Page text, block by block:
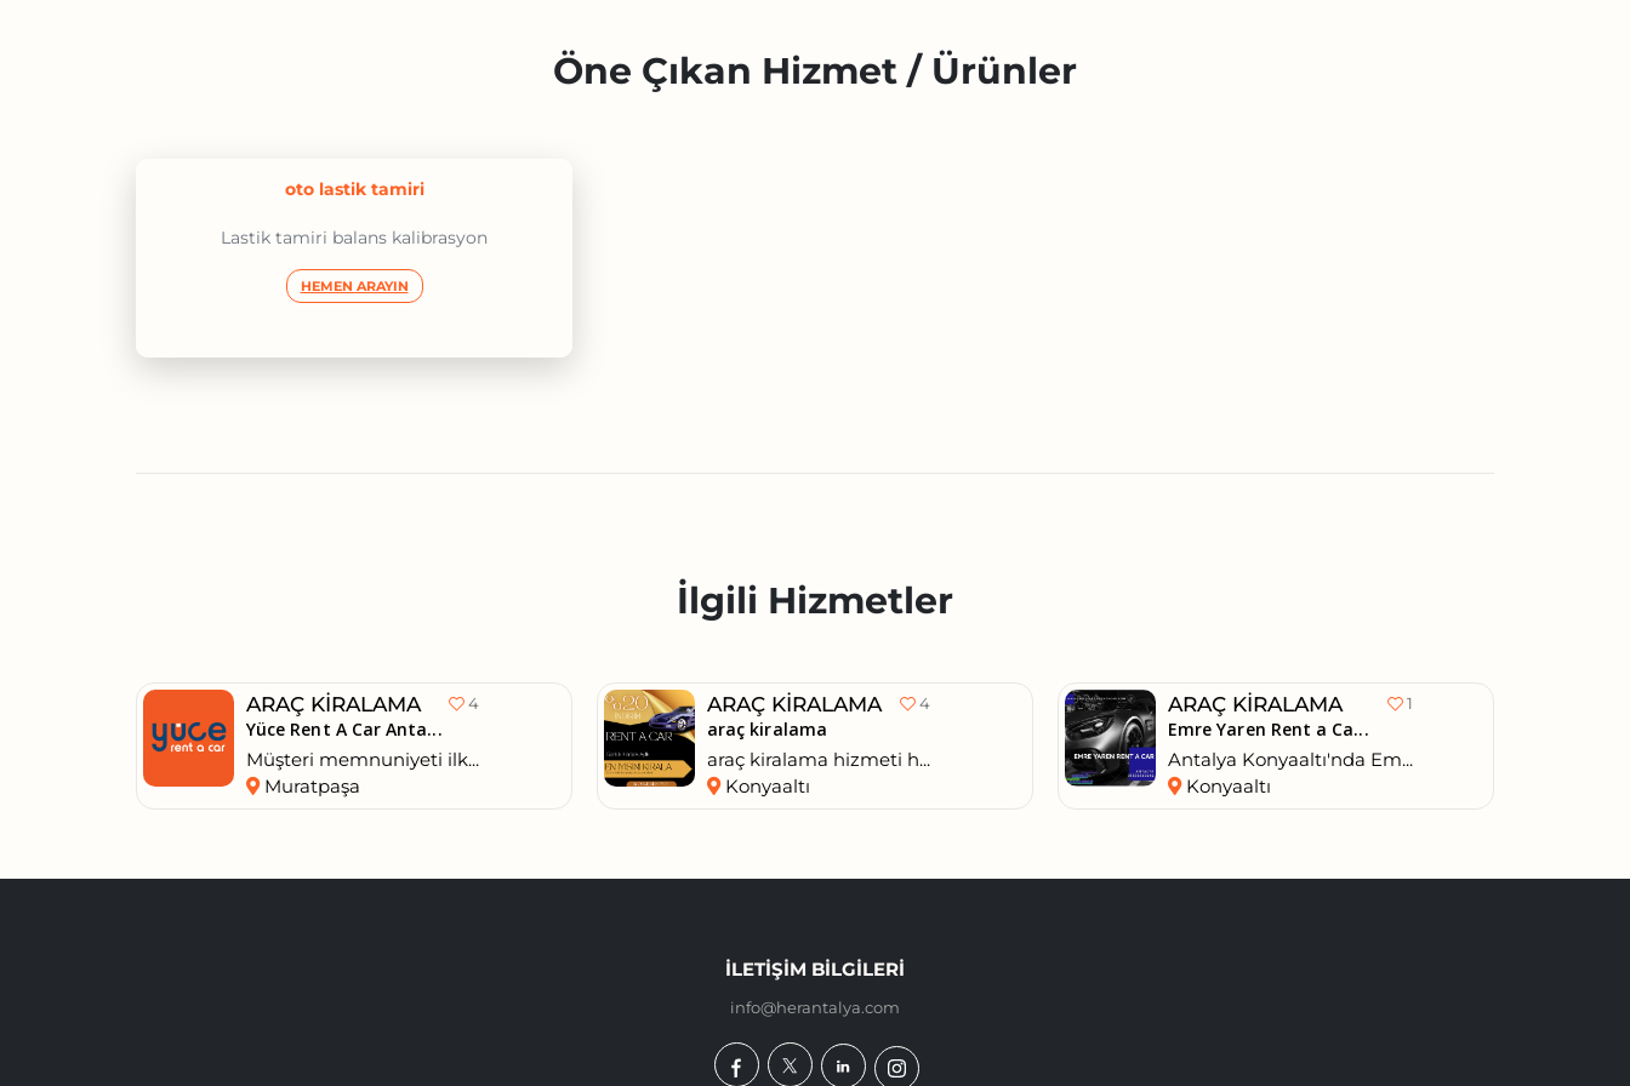
Öne Çıkan Hizmet / Ürünler
oto lastik tamiri
Lastik tamiri balans kalibrasyon
HEMEN ARAYIN
İlgili Hizmetler
ARAÇ KIRALAMA 4
Yüce Rent A Car Anta...
Müşteri memnuniyeti ilk...
Muratpaşa
ARAÇ KIRALAMA 4
araç kiralama
araç kiralama hizmeti h...
Konyaaltı
ARAÇ KIRALAMA 1
Emre Yaren Rent a Ca...
Antalya Konyaaltı'nda Em...
Konyaaltı
İLETIŞIM BILGILERI
info@herantalya.com